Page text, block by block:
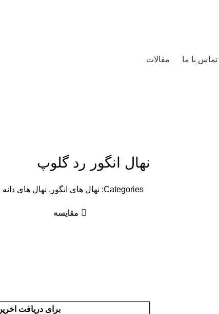
تماس با ما مقالات
نهال انگور رد گلوپ
Categories: نهال های انگور , نهال های دانه
مقایسه
برای دریافت